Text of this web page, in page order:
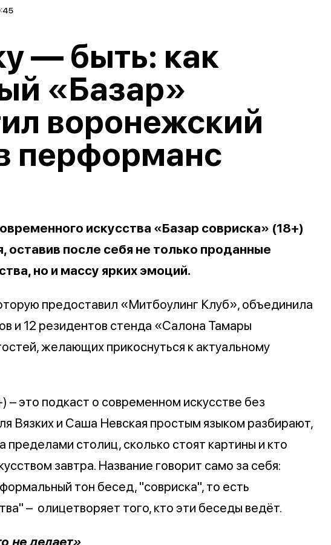
— быть: как
«Базар»
воронежский
перформанс
искусства «Базар совриска» (18+)
оставив после себя не только проданные
но и массу ярких эмоций.
предоставил «Митбоулинг Клуб», объединила
и 12 резидентов стенда «Салона Тамары
желающих прикоснуться к актуальному
– это подкаст о современном искусстве без
Вязких и Саша Невская простым языком разбирают,
пределами столиц, сколько стоят картины и кто
завтра. Название говорит само за себя:
тон бесед, "совриска", то есть
– олицетворяет того, кто эти беседы ведёт.
не делает»